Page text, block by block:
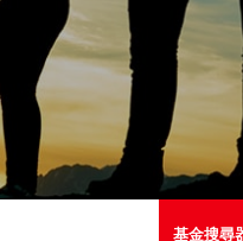
財經日誌
新股上市
媒體訪問
新股快訊
財富管理
滬港通
深港通
B股
交易
款項處理
股票處理
光證財富高
聯絡我們
EN 繁
基金搜尋